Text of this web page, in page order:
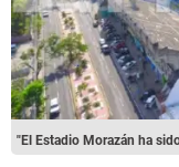
"El Estadio Morazán ha